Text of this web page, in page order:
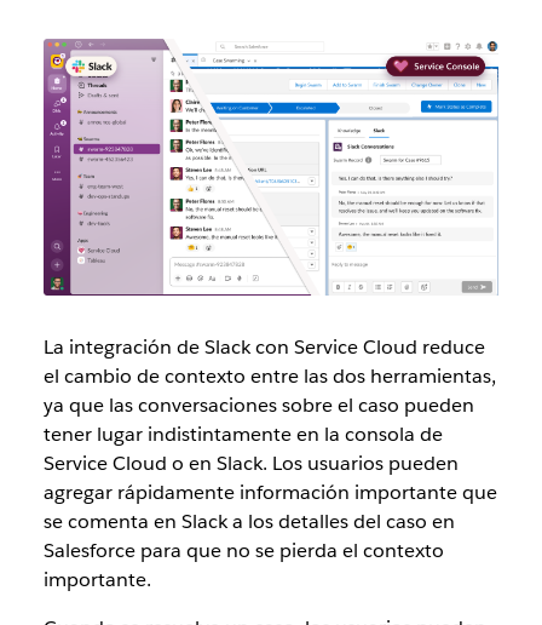
La integración de Slack con Service Cloud reduce
el cambio de contexto entre las dos herramientas,
ya que las conversaciones sobre el caso pueden
tener lugar indistintamente en la consola de
Service Cloud o en Slack. Los usuarios pueden
agregar rápidamente información importante que
se comenta en Slack a los detalles del caso en
Salesforce para que no se pierda el contexto
importante.